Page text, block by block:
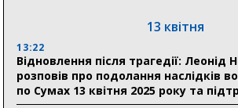
Сумська клінічна лікарня Святого
18:33
Олексій Романько долучився до
стійкості Сумщини з Прем’єр-
13 квітня
13:22
Відновлення після трагедії: Леонід
розповів про подолання наслідків
по Сумах 13 квітня 2025 року та